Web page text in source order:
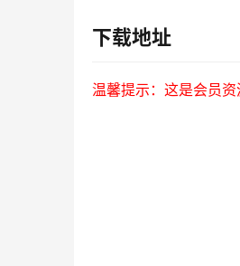
下载地址
温馨提示：这是会员